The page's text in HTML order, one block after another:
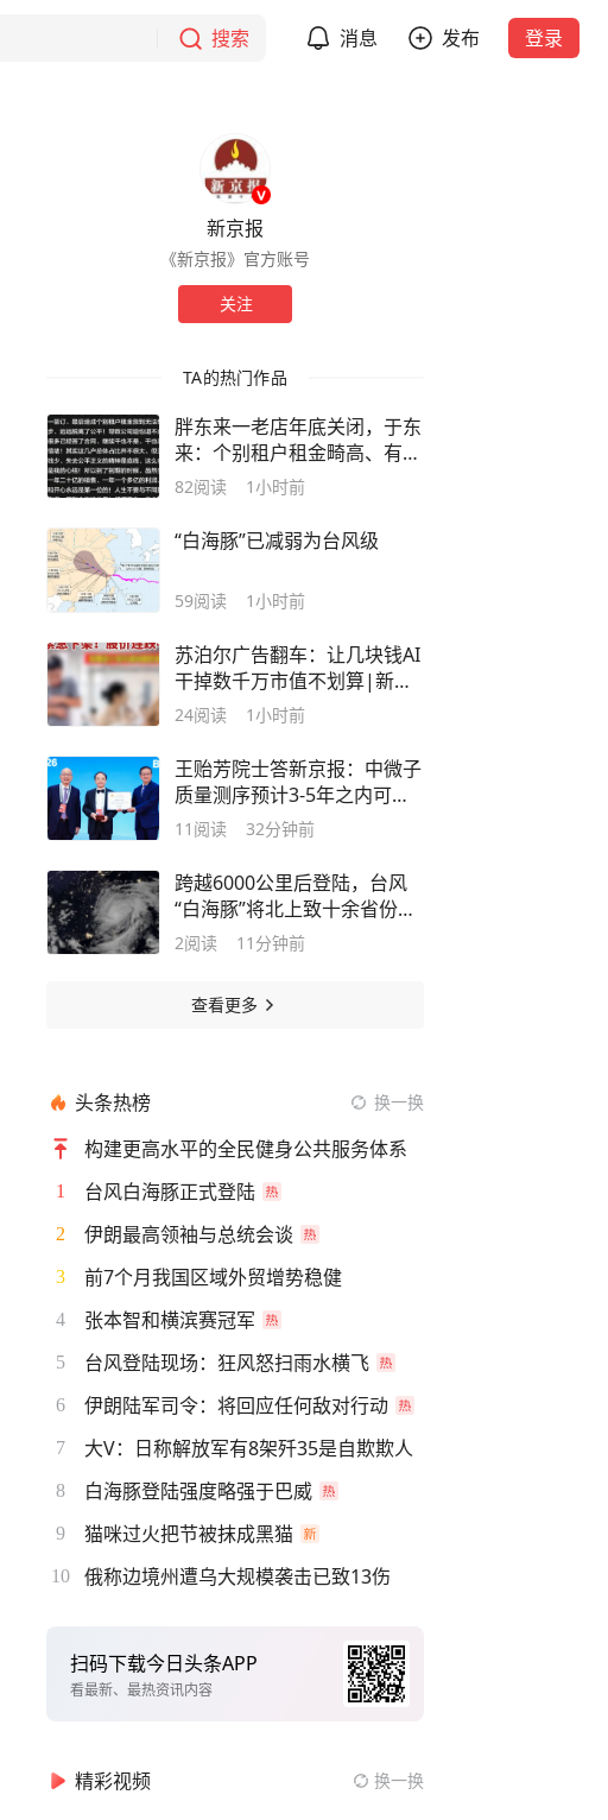
搜索 消息 发布 登录
新京报
《新京报》官方账号
关注
TA的热门作品
胖东来一老店年底关闭，于东
来：个别租户租金畸高、有失
公平
82阅读 1小时前
“白海豚”已减弱为台风级
59阅读 1小时前
苏泊尔广告翻车：让几块钱AI
干掉数千万市值不划算|新京
报快评
24阅读 1小时前
王贻芳院士答新京报：中微子
质量测序预计3-5年之内可解
决
11 阅读 32分钟前
跨越6000公里后登陆，台风
“白海豚”将北上致十余省份强
降雨
2阅读 11分钟前
查看更多
头条热榜 换一换
构建更高水平的全民健身公共服务体系
1 台风白海豚正式登陆
2 伊朗最高领袖与总统会谈
3 前7个月我国区域外贸增势稳健
4 张本智和横滨赛冠军
5 台风登陆现场：狂风怒扫雨水横飞
6 伊朗陆军司令：将回应任何敌对行动
7 大V：日称解放军有8架歼35是自欺欺人
8 白海豚登陆强度略强于巴威
9 猫咪过火把节被抹成黑猫
10 俄称边境州遭乌大规模袭击已致13伤
扫码下载今日头条APP
看最新、最热资讯内容
精彩视频 换一换